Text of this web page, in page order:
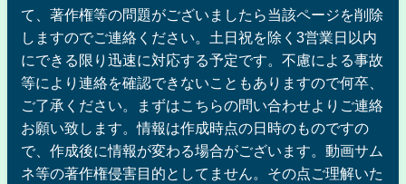
て、著作権等の問題がございましたら当該ページを削除
しますのでご連絡ください。土日祝を除く3営業日以内
にできる限り迅速に対応する予定です。不慮による事故
等により連絡を確認できないこともありますので何卒、
ご了承ください。まずはこちらの問い合わせよりご連絡
お願い致します。情報は作成時点の日時のものですの
で、作成後に情報が変わる場合がございます。動画サム
ネ等の著作権侵害目的としてません。その点ご理解いた